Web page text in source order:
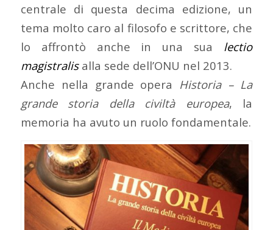
centrale di questa decima edizione, un
tema molto caro al filosofo e scrittore, che
lo affrontò anche in una sua lectio
magistralisalla sede dell’ONU nel 2013.
Anche nella grande opera Historia – La
grande storia della civiltà europea, la
memoria ha avuto un ruolo fondamentale.